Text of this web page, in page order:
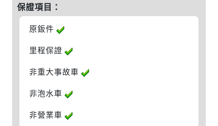
保證項目：
原鈑件
里程保證
非重大事故車
非泡水車
非營業車